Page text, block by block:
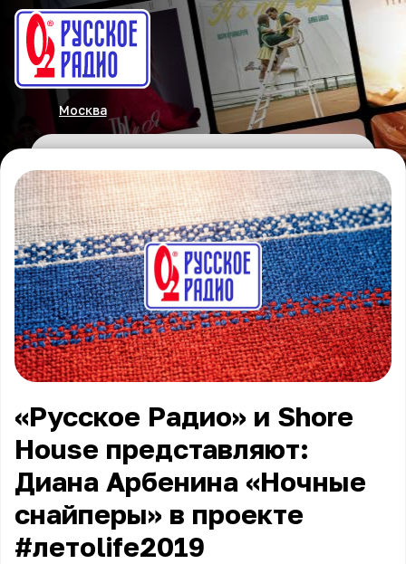
Москва
«Русское Радио» и Shore
House представляют:
Диана Арбенина «Ночные
снайперы» в проекте
#летоlife2019